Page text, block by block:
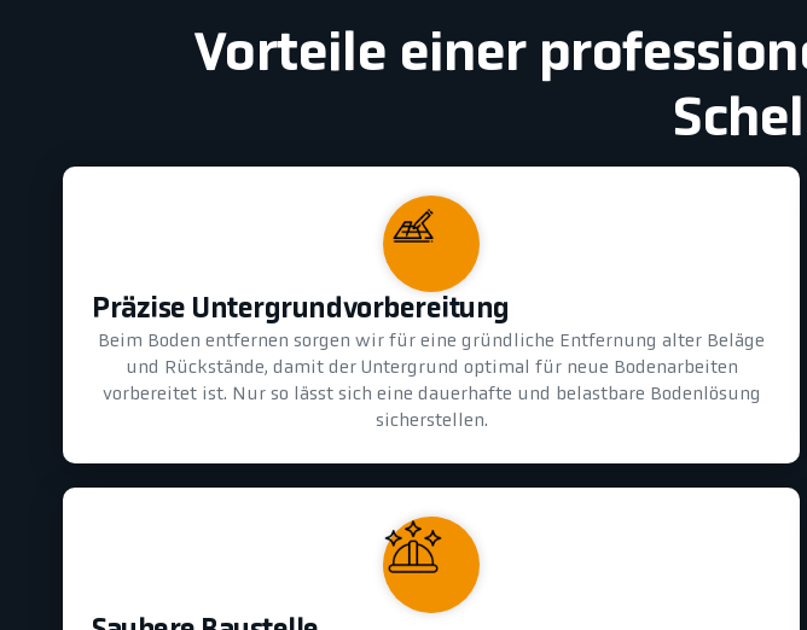
Vorteile einer
Präzise Untergrundvorbereitung
Beim Boden entfernen sorgen wir für eine gründliche Entfernung alter Beläge
und Rückstände, damit der Untergrund optimal für neue Bodenarbeiten
vorbereitet ist. Nur so lässt sich eine dauerhafte und belastbare Bodenlösung
sicherstellen.